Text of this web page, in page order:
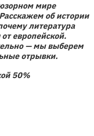
мире
об истории
литература
европейской.
— мы выберем
отрывки.
50%